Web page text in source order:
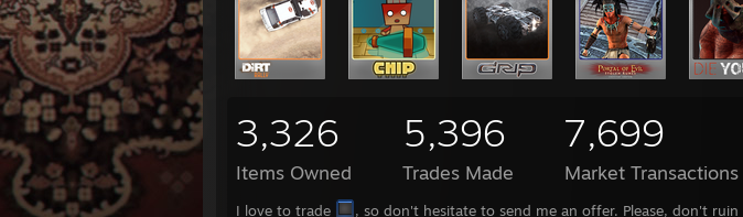
3,326
Items Owned
5,396
Trades Made
7,699
Market Transactions
I love to trade
, so don't hesitate to send me an offer. Please, don't ruin